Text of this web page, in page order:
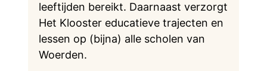
leeftijden bereikt. Daarnaast verzorgt
Het Klooster educatieve trajecten en
lessen op (bijna) alle scholen van
Woerden.